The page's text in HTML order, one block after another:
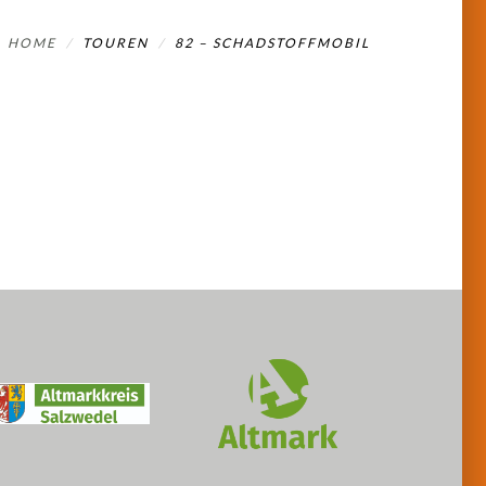
HOME TOUREN 82 – SCHADSTOFFMOBIL